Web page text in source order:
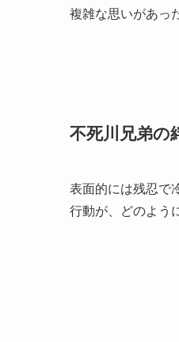
複雑な思いがあっ
不死川兄弟の
表面的には残忍で
行動が、どのよう